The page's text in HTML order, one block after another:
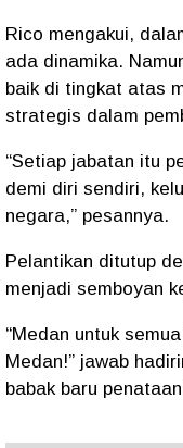
Rico mengakui,
ada dinamika.
baik di tingkat atas
strategis dalam
“Setiap jabatan itu
demi diri sendiri,
negara,” pesannya.
Pelantikan ditutup
menjadi semboyan
“Medan untuk
Medan!” jawab
babak baru